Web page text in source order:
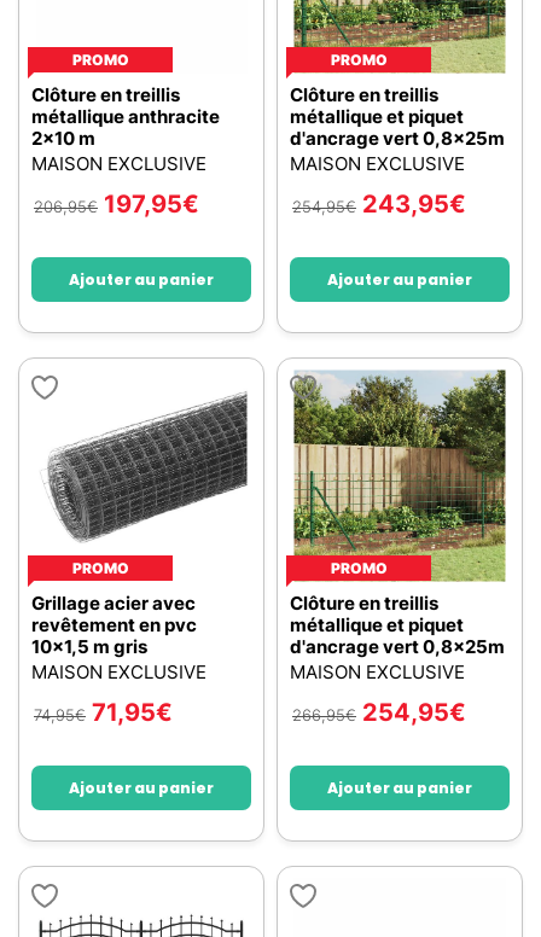
PROMO
Clôture en treillis
métallique anthracite
2x10 m
MAISON EXCLUSIVE
206,95€ 197,95€
Ajouter au panier
PROMO
Clôture en treillis
métallique et piquet
d'ancrage vert 0,8x25m
MAISON EXCLUSIVE
254,95€ 243,95€
Ajouter au panier
PROMO
Grillage acier avec
revêtement en pvc
10x1,5 m gris
MAISON EXCLUSIVE
74,95€ 71,95€
Ajouter au panier
PROMO
Clôture en treillis
métallique et piquet
d'ancrage vert 0,8x25m
MAISON EXCLUSIVE
266,95€ 254,95€
Ajouter au panier